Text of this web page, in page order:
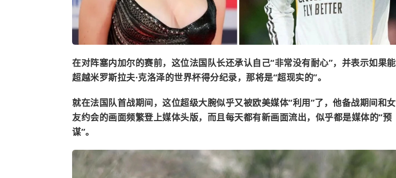
在对阵塞内加尔的赛前，这位法国队长还承认自己“非常没有耐心”，并表示如果能
超越米罗斯拉夫·克洛泽的世界杯得分纪录，那将是“超现实的”。
就在法国队首战期间，这位超级大腕似乎又被欧美媒体“利用”了，他备战期间和女
友约会的画面频繁登上媒体头版，而且每天都有新画面流出，似乎都是媒体的“预
谋”。